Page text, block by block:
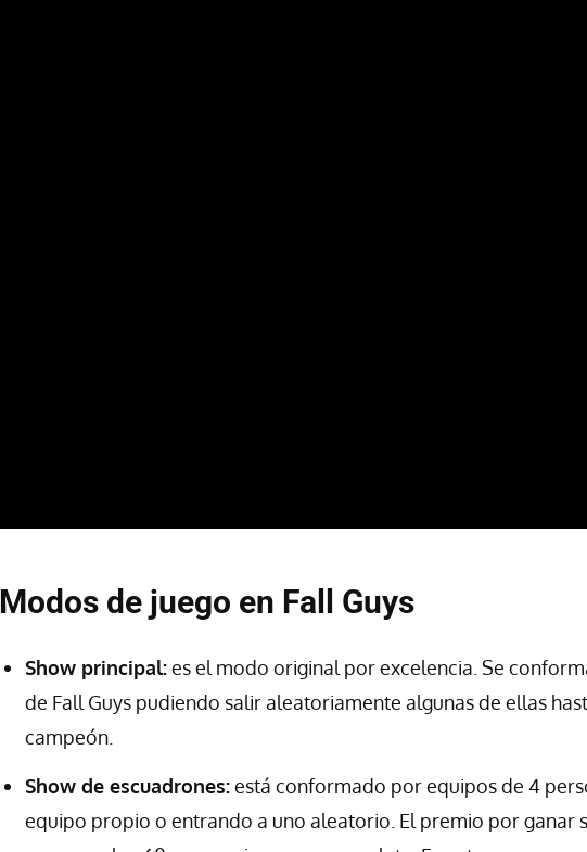
Modos de juego en Fall Guys
Show principal:es el modo original por excelencia. Se
de Fall Guys pudiendo salir aleatoriamente algunas de ellas
campeón.
Show de escuadrones:está conformado por equipos de 4
equipo propio o entrando a uno aleatorio. El premio por ganar